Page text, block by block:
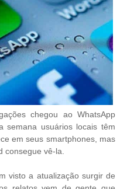
chegou ao WhatsApp
semana usuários locais têm
em seus smartphones, mas
consegue vê-la.
visto a atualização surgir de